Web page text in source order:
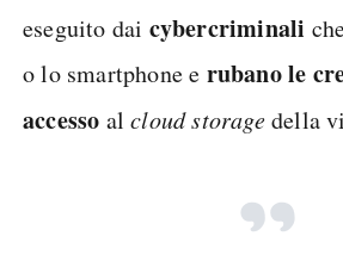
eseguito dai cybercriminali
o lo smartphone e rubano le
accesso alcloud storagedella